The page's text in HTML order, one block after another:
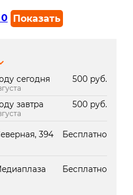
0 Показать
сегодня
500 руб.
завтра 500 руб.
394 Бесплатно
Бесплатно